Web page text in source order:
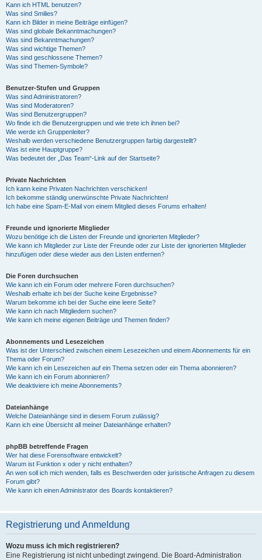
Kann ich HTML benutzen?
Was sind Smilies?
Kann ich Bilder in meine Beiträge einfügen?
Was sind globale Bekanntmachungen?
Was sind Bekanntmachungen?
Was sind wichtige Themen?
Was sind geschlossene Themen?
Was sind Themen-Symbole?
Benutzer-Stufen und Gruppen
Was sind Administratoren?
Was sind Moderatoren?
Was sind Benutzergruppen?
Wo finde ich die Benutzergruppen und wie trete ich ihnen bei?
Wie werde ich Gruppenleiter?
Weshalb werden verschiedene Benutzergruppen farbig dargestellt?
Was ist eine Hauptgruppe?
Was bedeutet der „Das Team“-Link auf der Startseite?
Private Nachrichten
Ich kann keine Privaten Nachrichten verschicken!
Ich bekomme ständig unerwünschte Private Nachrichten!
Ich habe eine Spam-E-Mail von einem Mitglied dieses Forums erhalten!
Freunde und ignorierte Mitglieder
Wozu benötige ich die Listen der Freunde und ignorierten Mitglieder?
Wie kann ich Mitglieder zur Liste der Freunde oder zur Liste der ignorierten Mitglieder
hinzufügen oder diese wieder aus den Listen entfernen?
Die Foren durchsuchen
Wie kann ich ein Forum oder mehrere Foren durchsuchen?
Weshalb erhalte ich bei der Suche keine Ergebnisse?
Warum bekomme ich bei der Suche eine leere Seite?
Wie kann ich nach Mitgliedern suchen?
Wie kann ich meine eigenen Beiträge und Themen finden?
Abonnements und Lesezeichen
Was ist der Unterschied zwischen einem Lesezeichen und einem Abonnements für ein
Thema oder Forum?
Wie kann ich ein Lesezeichen auf ein Thema setzen oder ein Thema abonnieren?
Wie kann ich ein Forum abonnieren?
Wie deaktiviere ich meine Abonnements?
Dateianhänge
Welche Dateianhänge sind in diesem Forum zulässig?
Kann ich eine Übersicht all meiner Dateianhänge erhalten?
phpBB betreffende Fragen
Wer hat diese Forensoftware entwickelt?
Warum ist Funktion x oder y nicht enthalten?
An wen soll ich mich wenden, falls es Beschwerden oder juristische Anfragen zu diesem
Forum gibt?
Wie kann ich einen Administrator des Boards kontaktieren?
Registrierung und Anmeldung
Wozu muss ich mich registrieren?
Eine Registrierung ist nicht unbedingt zwingend. Die Board-Administration